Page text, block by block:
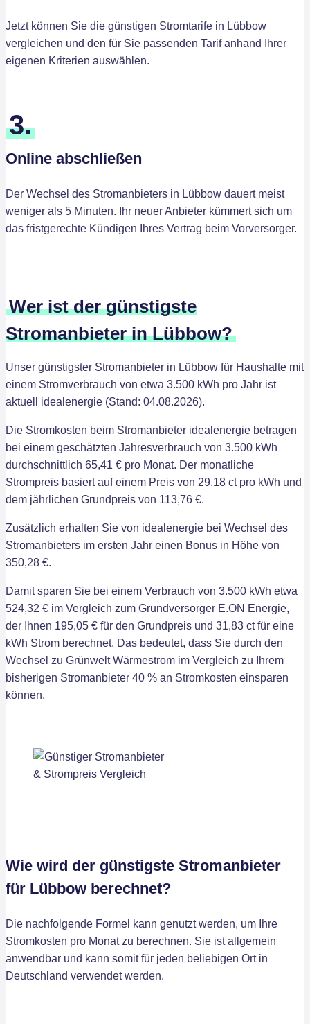
Jetzt können Sie die günstigen Stromtarife in Lübbow
vergleichen und den für Sie passenden Tarif anhand Ihrer
eigenen Kriterien auswählen.
3.
Online abschließen
Der Wechsel des Stromanbieters in Lübbow dauert meist
weniger als 5 Minuten. Ihr neuer Anbieter kümmert sich um
das fristgerechte Kündigen Ihres Vertrag beim Vorversorger.
Wer ist der günstigste
Stromanbieter in Lübbow?
Unser günstigster Stromanbieter in Lübbow für Haushalte mit
einem Stromverbrauch von etwa 3.500 kWh pro Jahr ist
aktuell idealenergie (Stand: 04.08.2026).
Die Stromkosten beim Stromanbieter idealenergie betragen
bei einem geschätzten Jahresverbrauch von 3.500 kWh
durchschnittlich 65,41 € pro Monat. Der monatliche
Strompreis basiert auf einem Preis von 29,18 ct pro kWh und
dem jährlichen Grundpreis von 113,76 €.
Zusätzlich erhalten Sie von idealenergie bei Wechsel des
Stromanbieters im ersten Jahr einen Bonus in Höhe von
350,28 €.
Damit sparen Sie bei einem Verbrauch von 3.500 kWh etwa
524,32 € im Vergleich zum Grundversorger E.ON Energie,
der Ihnen 195,05 € für den Grundpreis und 31,83 ct für eine
kWh Strom berechnet. Das bedeutet, dass Sie durch den
Wechsel zu Grünwelt Wärmestrom im Vergleich zu Ihrem
bisherigen Stromanbieter 40 % an Stromkosten einsparen
können.
Wie wird der günstigste Stromanbieter
für Lübbow berechnet?
Die nachfolgende Formel kann genutzt werden, um Ihre
Stromkosten pro Monat zu berechnen. Sie ist allgemein
anwendbar und kann somit für jeden beliebigen Ort in
Deutschland verwendet werden.